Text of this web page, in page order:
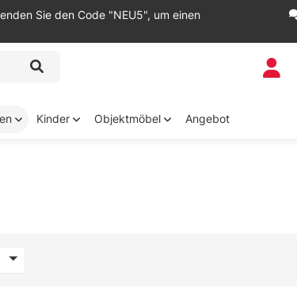
Sie den Code "NEU5", um einen
Kinder Objektmöbel Angebot